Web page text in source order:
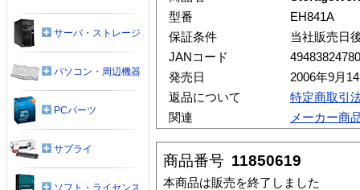
型番
EH841A
保証条件
当社販売日
JANコード
発売日
2006年9月
返品について
特定商取引
関連
メーカー商
商品番号 11850619
本商品は販売を終了しました
サーバ・ストレージ
パソコン・周辺機器
PCパーツ
サプライ
ソフト・ライセンス